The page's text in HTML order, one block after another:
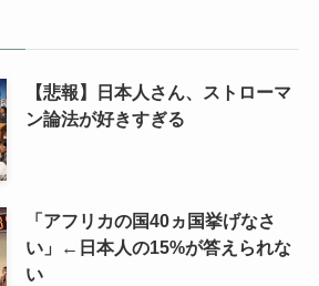
【悲報】日本人さん、ストローマ
ン論法が好きすぎる
「アフリカの国40ヵ国挙げなさ
い」←日本人の15%が答えられな
い